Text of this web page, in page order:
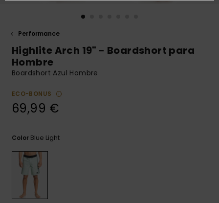
más rápida a
conversación
respuestas a
Performance
Highlite Arch 19" - Boardshort para
Hombre
Boardshort Azul Hombre
ECO-BONUS
69,99 €
Color Blue Light